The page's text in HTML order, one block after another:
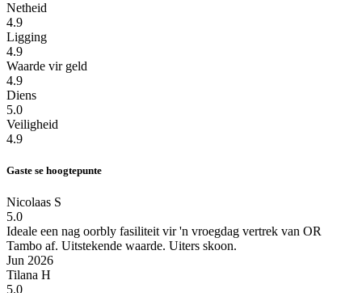
Netheid
4.9
Ligging
4.9
Waarde vir geld
4.9
Diens
5.0
Veiligheid
4.9
Gaste se hoogtepunte
Nicolaas S
5.0
Ideale een nag oorbly fasiliteit vir 'n vroegdag vertrek van OR
Tambo af. Uitstekende waarde. Uiters skoon.
Jun 2026
Tilana H
5.0